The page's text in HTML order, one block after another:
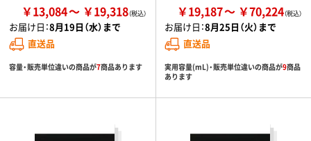
￥13,084 ￥19,318
お届け日：8月19日（水）まで
直送品
容量・販売単位違いの商品が7商品あります
￥19,187 ￥70,224
お届け日：8月25日（火）まで
直送品
実用容量(mL)・販売単位違いの商品が9商品
あります